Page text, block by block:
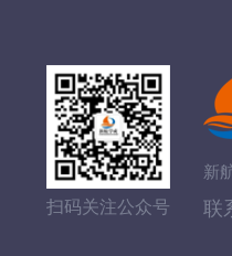
扫码关注公众号
新
联